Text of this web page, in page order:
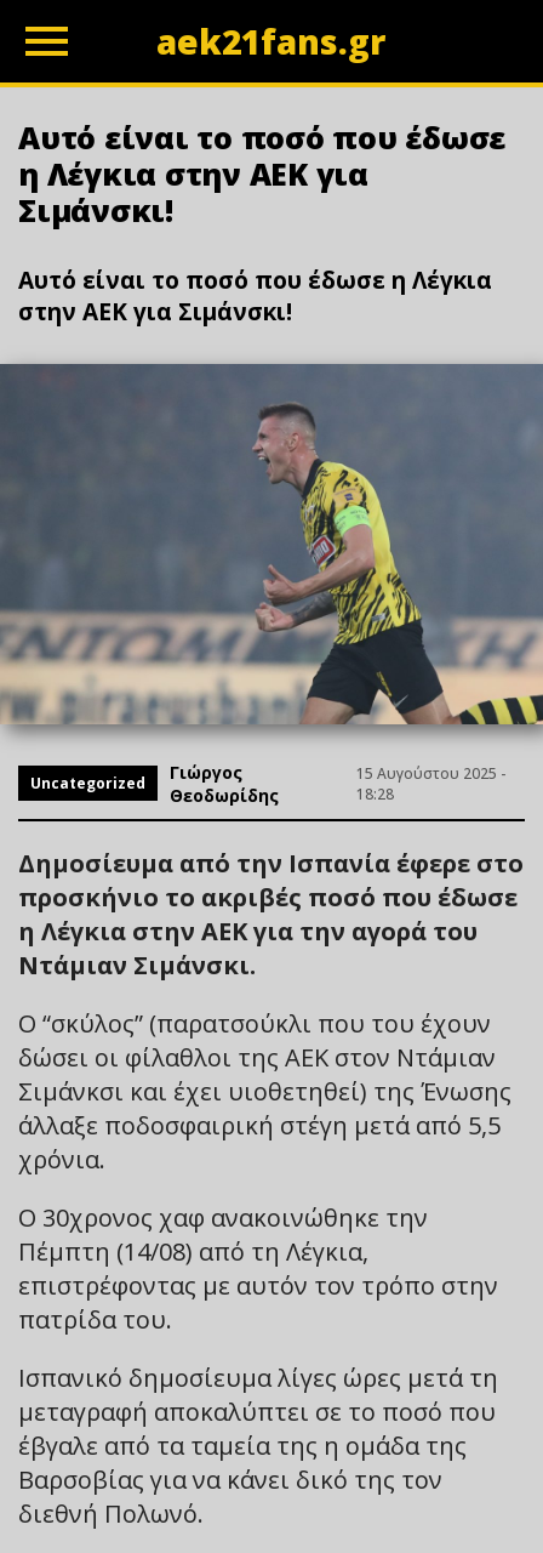
aek21fans.gr
Αυτό είναι το ποσό που έδωσε
η Λέγκια στην ΑΕΚ για
Σιμάνσκι!
Αυτό είναι το ποσό που έδωσε η Λέγκια
στην ΑΕΚ για Σιμάνσκι!
Uncategorized
Γιώργος
Θεοδωρίδης
15 Αυγούστου 2025 -
18:28
Δημοσίευμα από την Ισπανία έφερε στο
προσκήνιο το ακριβές ποσό που έδωσε
η Λέγκια στην ΑΕΚ για την αγορά του
Ντάμιαν Σιμάνσκι.
Ο “σκύλος” (παρατσούκλι που του έχουν
δώσει οι φίλαθλοι της ΑΕΚ στον Ντάμιαν
Σιμάνκσι και έχει υιοθετηθεί) της Ένωσης
άλλαξε ποδοσφαιρική στέγη μετά από 5,5
χρόνια.
Ο 30χρονος χαφ ανακοινώθηκε την
Πέμπτη (14/08) από τη Λέγκια,
επιστρέφοντας με αυτόν τον τρόπο στην
πατρίδα του.
Ισπανικό δημοσίευμα λίγες ώρες μετά τη
μεταγραφή αποκαλύπτει σε το ποσό που
έβγαλε από τα ταμεία της η ομάδα της
Βαρσοβίας για να κάνει δικό της τον
διεθνή Πολωνό.